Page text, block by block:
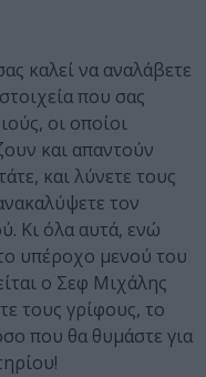
καλεί να αναλάβετε
που σας
οι οποίοι
και απαντούν
και λύνετε τους
τον
Κι όλα αυτά, ενώ
υπέροχο μενού του
ο Σεφ Μιχάλης
τους γρίφους, το
που θα θυμάστε για